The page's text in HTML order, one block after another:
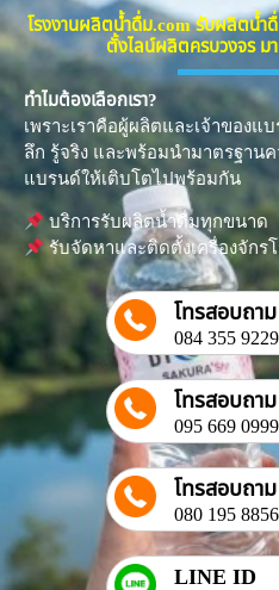
โรงงานผลิตน้ำดื่ม.com รับผลิตน้
ตั้งไลน์ผลิตครบวงจร ม
ทำไมต้องเลือกเรา?
เพราะเราคือผู้ผลิตและเจ้าของแ
ลึก รู้จริง และพร้อมนำมาตรฐาน
แบรนด์ให้เติบโตไปพร้อมกัน
บริการรับผลิตน้ำดื่มทุกขนาด
รับจัดหาและติดตั้งเครื่องจักร
โทรสอบถาม
084 355 9229
โทรสอบถาม
095 669 0999
โทรสอบถาม
080 195 8856
LINE ID